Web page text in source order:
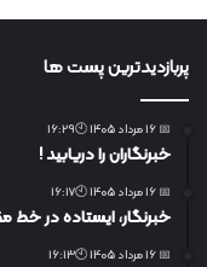
پربازدیدترین پست ها
📅 16 مرداد 1405 🕙16:29
خبرنگاران را دریابید !
📅 16 مرداد 1405 🕙16:17
خبرنگار، ایستاده در
📅 16 مرداد 1405 🕙16:13